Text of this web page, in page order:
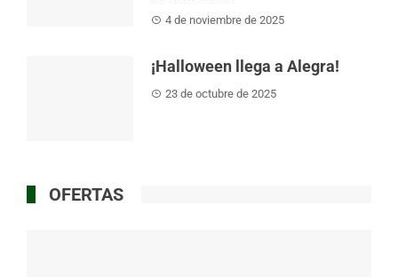
4 de noviembre de 2025
¡Halloween llega a Alegra!
23 de octubre de 2025
OFERTAS